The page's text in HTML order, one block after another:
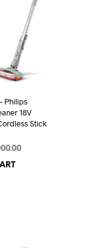
Philips
18V
Stick